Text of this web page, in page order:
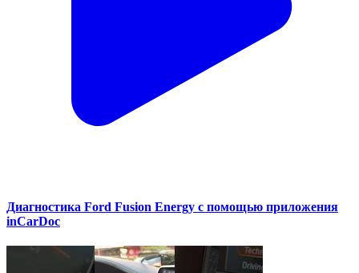
Диагностика Ford Fusion Energy с помощью приложения
inCarDoc